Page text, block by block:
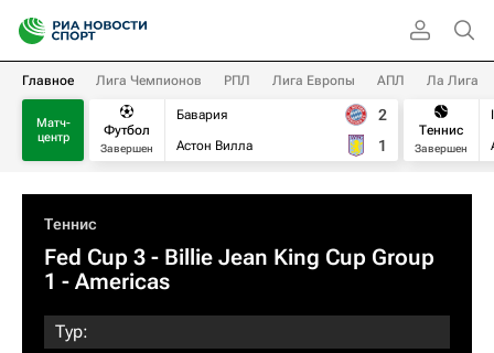
Главное Лига Чемпионов РПЛ Лига Европы АПЛ Ла Лига
Матч-
центр
Футбол
Завершен
Бавария
Астон Вилла
2
1
Теннис
Завершен
Теннис
Fed Cup 3 - Billie Jean King Cup Group
1 - Americas
Тур: